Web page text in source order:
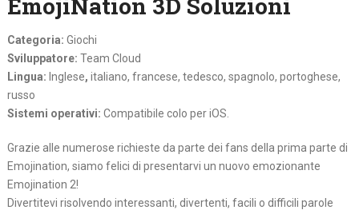
EmojiNation 3D Soluzioni
Categoria: Giochi
Sviluppatore: Team Cloud
Lingua: Inglese, italiano, francese, tedesco, spagnolo, portoghese,
russo
Sistemi operativi: Compatibile colo per iOS.
Grazie alle numerose richieste da parte dei fans della prima parte di
Emojination, siamo felici di presentarvi un nuovo emozionante
Emojination 2!
Divertitevi risolvendo interessanti, divertenti, facili o difficili parole